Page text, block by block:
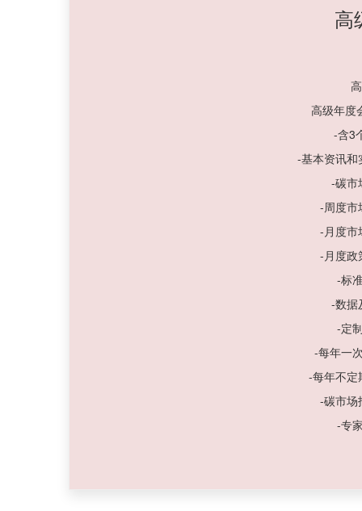
高
高级年度
-含3
-基本资讯和
-碳市
-周度市
-月度市
-月度政
-标
-数据
-定
-每年一
-每年不定
-碳市场
-专